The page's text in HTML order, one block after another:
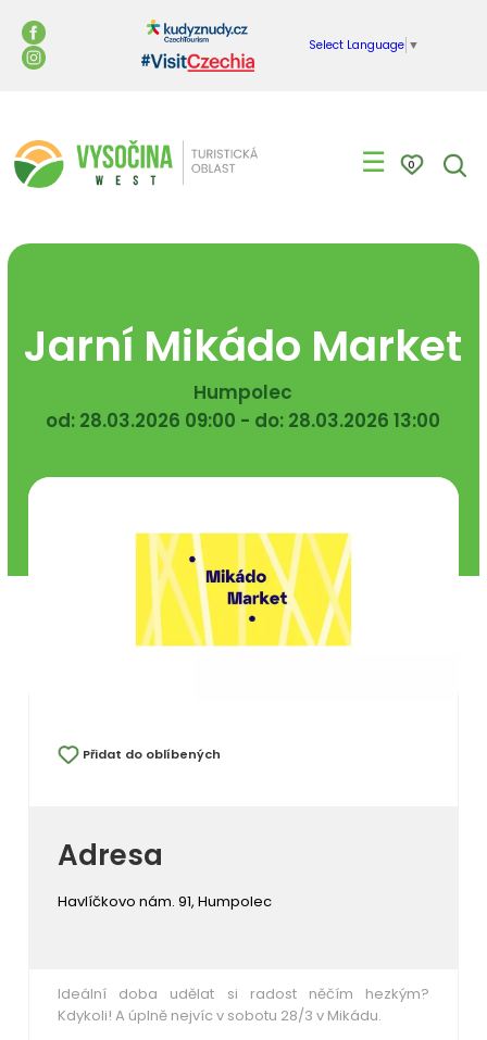
Select Language ▼
☰ 0
Jarní Mikádo Market
Humpolec
od: 28.03.2026 09:00 - do: 28.03.2026 13:00
Přidat do oblíbených
Adresa
Havlíčkovo nám. 91, Humpolec
Ideální doba udělat si radost něčím hezkým?
Kdykoli! A úplně nejvíc v sobotu 28/3 v Mikádu.